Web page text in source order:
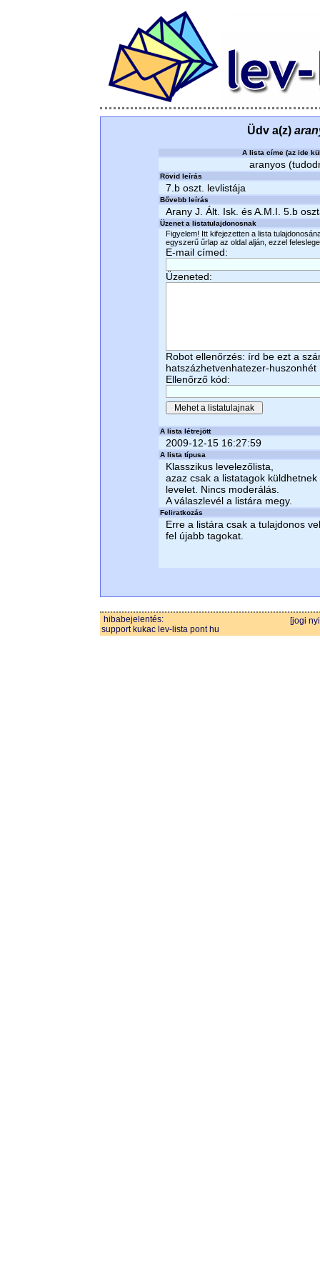
Üdv a(z)
A lista címe (az ide
aranyos
Rövid leírás
7.b oszt. levlistája
Bővebb leírás
Arany J. Ált. Isk. és A.M.I. 5.b
Üzenet a listatulajdonosnak
Figyelem! Itt kifejezetten a lista
egyszerű űrlap az oldal alján, ezzel
E-mail címed:
Üzeneted:
Robot ellenőrzés: írd be ezt a
hatszázhetvenhatezer-huszonhét
Ellenőrző kód:
A lista létrejött
2009-12-15 16:27:59
A lista típusa
Klasszikus levelezőlista,
azaz csak a listatagok küldhetnek
levelet. Nincs moderálás.
A válaszlevél a listára megy.
Feliratkozás
Erre a listára csak a tulajdonos
fel újabb tagokat.
hibabejelentés:
support kukac lev-lista pont hu
[jogi